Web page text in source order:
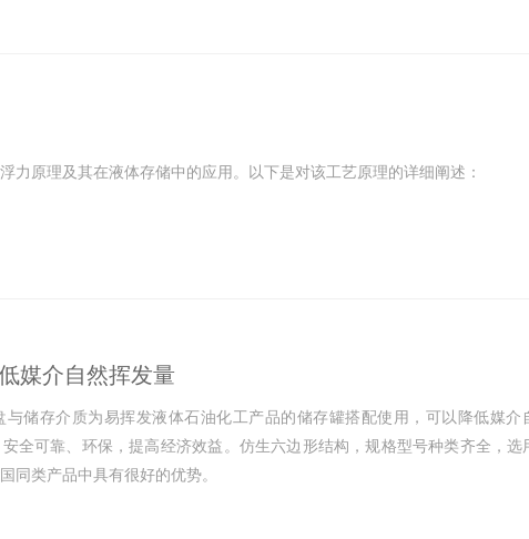
力原理及其在液体存储中的应用。以下是对该工艺原理的详细阐述：
媒介自然挥发量
储存介质为易挥发液体石油化工产品的储存罐搭配使用，可以降低媒介
全可靠、环保，提高经济效益。仿生六边形结构，规格型号种类齐全，选
同类产品中具有很好的优势。